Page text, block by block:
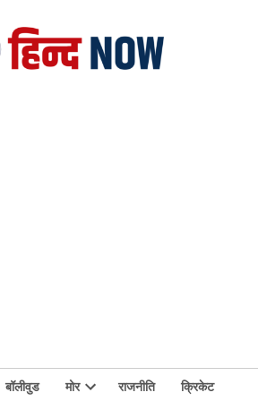
बॉलीवुड मोर राजनीति
क्रिकेट